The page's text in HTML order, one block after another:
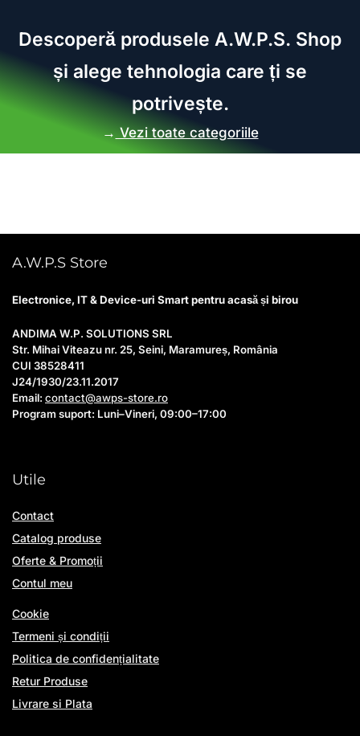
Descoperă produsele A.W.P.S. Shop
și alege tehnologia care ți se
potrivește.
→Vezi toate categoriile
A.W.P.S Store
Electronice, IT & Device-uri Smart pentru acasă și birou
ANDIMA W.P. SOLUTIONS SRL
Str. Mihai Viteazu nr. 25, Seini, Maramureș, România
CUI 38528411
J24/1930/23.11.2017
Email: contact@awps-store.ro
Program suport: Luni–Vineri, 09:00–17:00
Utile
Contact
Catalog produse
Oferte & Promoții
Contul meu
Cookie
Termeni și condiții
Politica de confidențialitate
Retur Produse
Livrare si Plata